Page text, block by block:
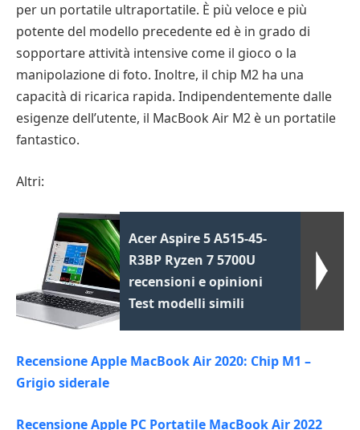
per un portatile ultraportatile. È più veloce e più
potente del modello precedente ed è in grado di
sopportare attività intensive come il gioco o la
manipolazione di foto. Inoltre, il chip M2 ha una
capacità di ricarica rapida. Indipendentemente dalle
esigenze dell’utente, il MacBook Air M2 è un portatile
fantastico.
Altri:
Acer Aspire 5 A515-45-
R3BP Ryzen 7 5700U
recensioni e opinioni
Test modelli simili
Recensione Apple MacBook Air 2020: Chip M1 –
Grigio siderale
Recensione Apple PC Portatile MacBook Air 2022